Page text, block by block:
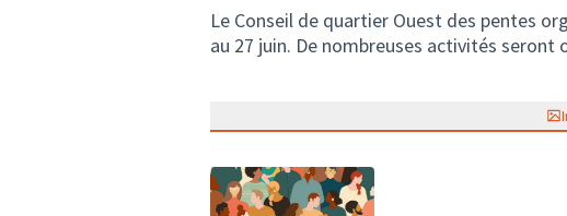
Le Conseil de quartier Ouest des pentes
au 27 juin. De nombreuses activités seront